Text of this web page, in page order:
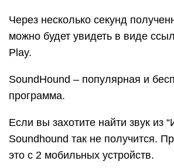
Через несколько секунд
можно будет увидеть в виде
Play.
SoundHound – популярная и
программа.
Если вы захотите найти звук из
Soundhound так не получится.
это с 2 мобильных устройств.